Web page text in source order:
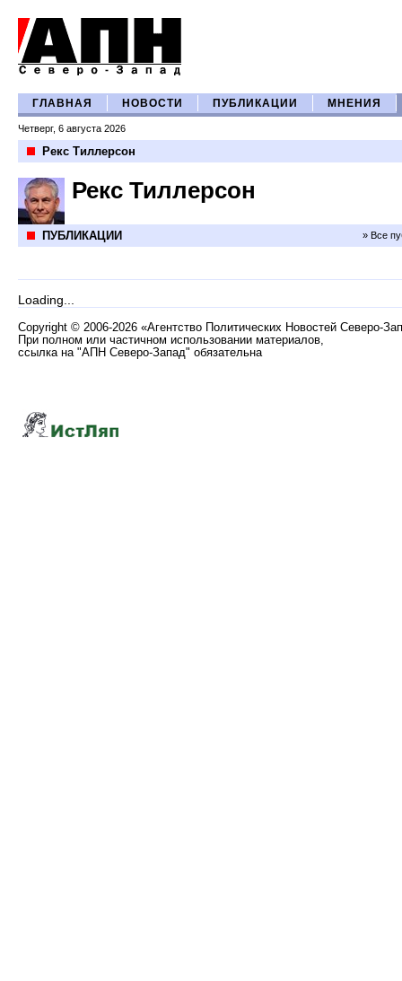
ГЛАВНАЯ НОВОСТИ ПУБЛИКАЦИИ МНЕНИЯ
Четверг, 6 августа 2026
Рекс Тиллерсон
Рекс Тиллерсон
ПУБЛИКАЦИИ » Все
Loading...
Copyright © 2006-2026 «Агентство Политических Новостей Северо-
При полном или частичном использовании материалов,
ссылка на "АПН Северо-Запад" обязательна